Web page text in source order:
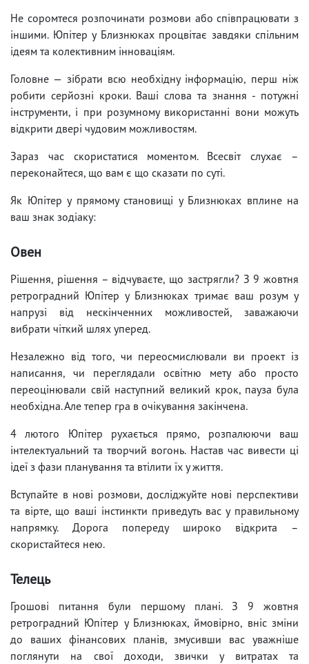
Не соромтеся розпочинати розмови або співпрацювати з
іншими. Юпітер у Близнюках процвітає завдяки спільним
ідеям та колективним інноваціям.
Головне — зібрати всю необхідну інформацію, перш ніж
робити серйозні кроки. Ваші слова та знання - потужні
інструменти, і при розумному використанні вони можуть
відкрити двері чудовим можливостям.
Зараз час скористатися моментом. Всесвіт слухає –
переконайтеся, що вам є що сказати по суті.
Як Юпітер у прямому становищі у Близнюках вплине на
ваш знак зодіаку:
Овен
Рішення, рішення – відчуваєте, що застрягли? З 9 жовтня
ретроградний Юпітер у Близнюках тримає ваш розум у
напрузі від нескінченних можливостей, заважаючи
вибрати чіткий шлях уперед.
Незалежно від того, чи переосмислювали ви проект із
написання, чи переглядали освітню мету або просто
переоцінювали свій наступний великий крок, пауза була
необхідна. Але тепер гра в очікування закінчена.
4 лютого Юпітер рухається прямо, розпалюючи ваш
інтелектуальний та творчий вогонь. Настав час вивести ці
ідеї з фази планування та втілити їх у життя.
Вступайте в нові розмови, досліджуйте нові перспективи
та вірте, що ваші інстинкти приведуть вас у правильному
напрямку. Дорога попереду широко відкрита –
скористайтеся нею.
Телець
Грошові питання були першому плані. З 9 жовтня
ретроградний Юпітер у Близнюках, ймовірно, вніс зміни
до ваших фінансових планів, змусивши вас уважніше
поглянути на свої доходи, звички у витратах та